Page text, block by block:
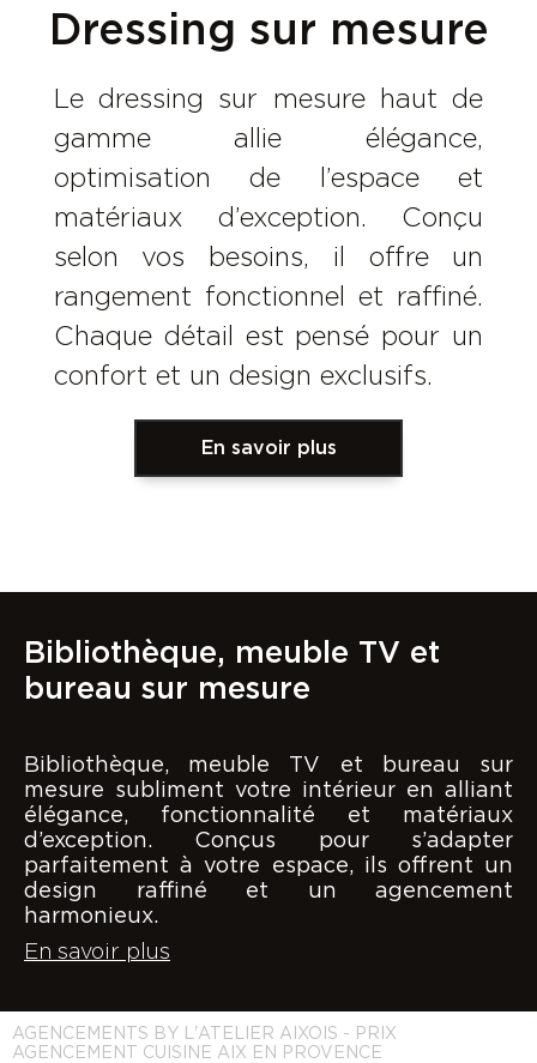
Dressing sur mesure
Le dressing sur mesure haut de
gamme allie élégance,
optimisation de l’espace et
matériaux d’exception. Conçu
selon vos besoins, il offre un
rangement fonctionnel et raffiné.
Chaque détail est pensé pour un
confort et un design exclusifs.
En savoir plus
Bibliothèque, meuble TV et
bureau sur mesure
Bibliothèque, meuble TV et bureau sur
mesure subliment votre intérieur en alliant
élégance, fonctionnalité et matériaux
d’exception. Conçus pour s’adapter
parfaitement à votre espace, ils offrent un
design raffiné et un agencement
harmonieux.
En savoir plus
AGENCEMENTS BY L'ATELIER AIXOIS - PRIX
AGENCEMENT CUISINE AIX EN PROVENCE